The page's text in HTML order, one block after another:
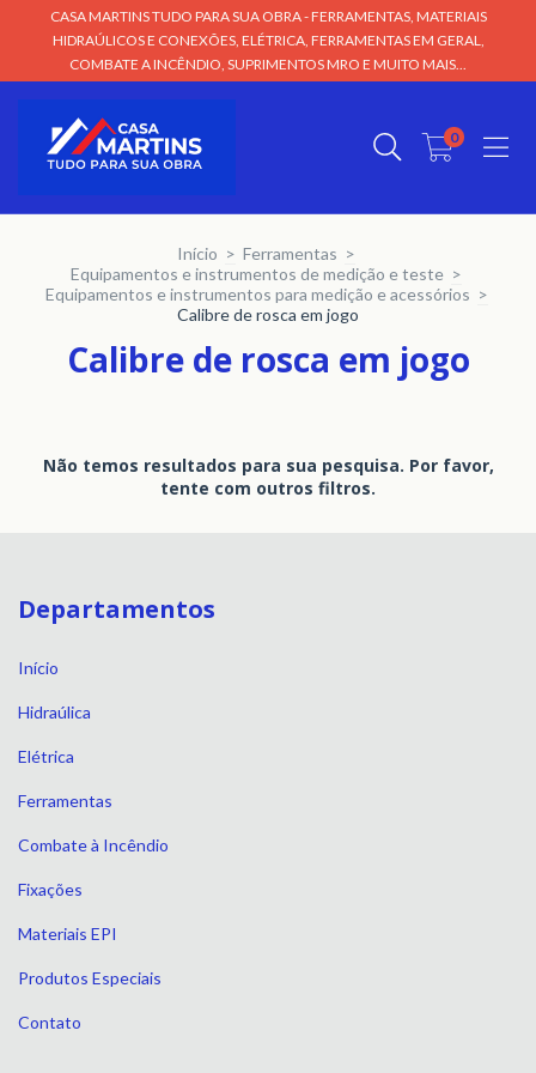
CASA MARTINS TUDO PARA SUA OBRA - FERRAMENTAS, MATERIAIS
HIDRAÚLICOS E CONEXÕES, ELÉTRICA, FERRAMENTAS EM GERAL,
COMBATE A INCÊNDIO, SUPRIMENTOS MRO E MUITO MAIS...
0
Início > Ferramentas >
Equipamentos e instrumentos de medição e teste >
Equipamentos e instrumentos para medição e acessórios >
Calibre de rosca em jogo
Calibre de rosca em jogo
Não temos resultados para sua pesquisa. Por favor,
tente com outros filtros.
Departamentos
Início
Hidraúlica
Elétrica
Ferramentas
Combate à Incêndio
Fixações
Materiais EPI
Produtos Especiais
Contato